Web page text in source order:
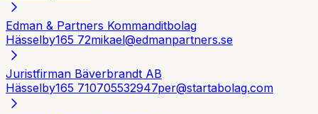
Edman & Partners Kommanditbolag
Hässelby165 72mikael@edmanpartners.se
Juristfirman Bäverbrandt AB
Hässelby165 710705532947per@startabolag.com